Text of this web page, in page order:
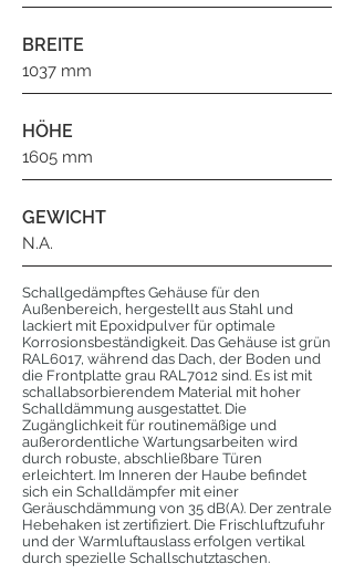
BREITE
1037 mm
HÖHE
1605 mm
GEWICHT
N.A.
Schallgedämpftes Gehäuse für den
Außenbereich, hergestellt aus Stahl und
lackiert mit Epoxidpulver für optimale
Korrosionsbeständigkeit. Das Gehäuse ist grün
RAL6017, während das Dach, der Boden und
die Frontplatte grau RAL7012 sind. Es ist mit
schallabsorbierendem Material mit hoher
Schalldämmung ausgestattet. Die
Zugänglichkeit für routinemäßige und
außerordentliche Wartungsarbeiten wird
durch robuste, abschließbare Türen
erleichtert. Im Inneren der Haube befindet
sich ein Schalldämpfer mit einer
Geräuschdämmung von 35 dB(A). Der zentrale
Hebehaken ist zertifiziert. Die Frischluftzufuhr
und der Warmluftauslass erfolgen vertikal
durch spezielle Schallschutztaschen.